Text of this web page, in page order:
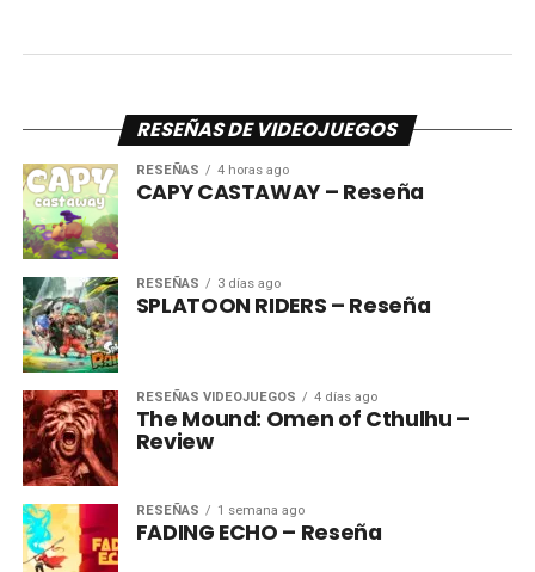
RESEÑAS DE VIDEOJUEGOS
RESEÑAS 4 horas ago
CAPY CASTAWAY – Reseña
RESEÑAS 3 días ago
SPLATOON RIDERS – Reseña
RESEÑAS VIDEOJUEGOS 4 días ago
The Mound: Omen of Cthulhu –
Review
RESEÑAS 1 semana ago
FADING ECHO – Reseña